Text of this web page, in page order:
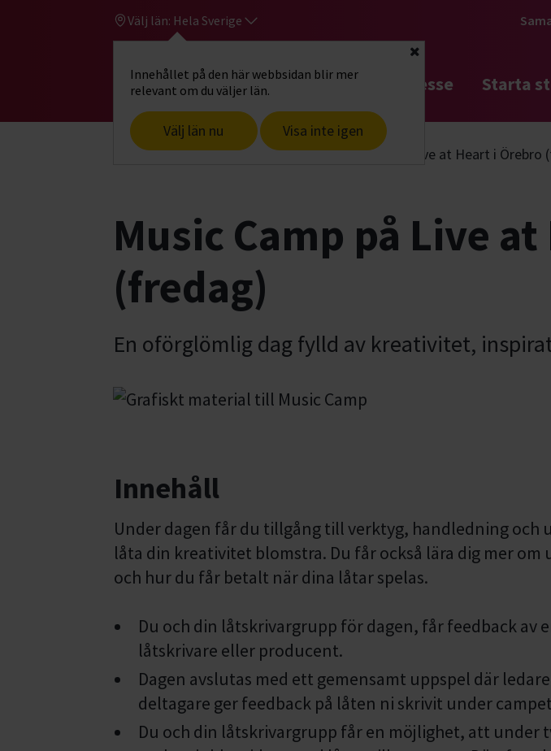
Välj län: Hela Sverige
Innehållet på den här webbsidan blir mer
relevant om du väljer län.
Välj län nu Visa inte igen
Stäng
Gå till studiefrämjandets startsidaHitta intresse Starta
Start Hitta intresse Musik Music Camp på Live at Heart i Örebro
Music Camp på Live
(fredag)
En oförglömlig dag fylld av kreativitet,
Innehåll
Under dagen får du tillgång till verktyg, handledning och
låta din kreativitet blomstra. Du får också lära dig mer om
och hur du får betalt när dina låtar spelas.
Du och din låtskrivargrupp för dagen, får feedback av
låtskrivare eller producent.
Dagen avslutas med ett gemensamt uppspel där
deltagare ger feedback på låten ni skrivit under
Du och din låtskrivargrupp får en möjlighet, att under